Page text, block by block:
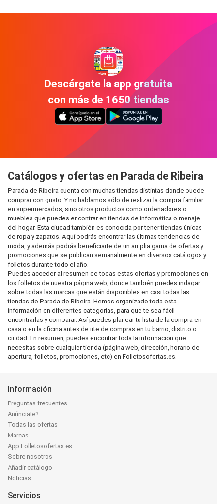
Descárgate la app gratuita
con más de 1650 tiendas
Catálogos y ofertas en Parada de Ribeira
Parada de Ribeira cuenta con muchas tiendas distintas donde puede
comprar con gusto. Y no hablamos sólo de realizar la compra familiar
en supermercados, sino otros productos como ordenadores o
muebles que puedes encontrar en tiendas de informática o menaje
del hogar. Esta ciudad también es conocida por tener tiendas únicas
de ropa y zapatos. Aquí podrás encontrar las últimas tendencias de
moda, y además podrás beneficiarte de un amplia gama de ofertas y
promociones que se publican semanalmente en diversos catálogos y
folletos durante todo el año.
Puedes acceder al resumen de todas estas ofertas y promociones en
los folletos de nuestra página web, donde también puedes indagar
sobre todas las marcas que están disponibles en casi todas las
tiendas de Parada de Ribeira. Hemos organizado toda esta
información en diferentes categorías, para que te sea fácil
encontrarlas y comparar. Así puedes planear tu lista de la compra en
casa o en la oficina antes de irte de compras en tu barrio, distrito o
ciudad. En resumen, puedes encontrar toda la información que
necesitas sobre cualquier tienda (página web, dirección, horario de
apertura, folletos, promociones, etc) en Folletosofertas.es.
Información
Preguntas frecuentes
Anúnciate?
Todas las ofertas
Marcas
App Folletosofertas.es
Sobre nosotros
Añadir catálogo
Noticias
Servicios